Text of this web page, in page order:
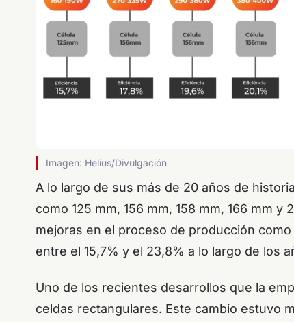
Imagen: Helius/Divulgación
A lo largo de sus más de 20 años de
como 125 mm, 156 mm, 158 mm, 166 mm
mejoras en el proceso de producción
entre el 15,7% y el 23,8% a lo largo de los
Uno de los recientes desarrollos que la
celdas rectangulares. Este cambio estuvo